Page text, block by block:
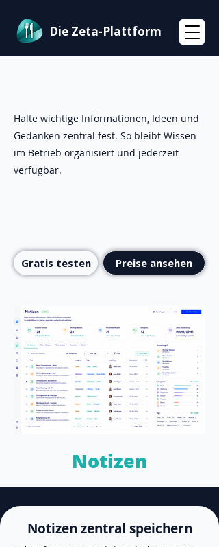
Die Zeta-Plattform
Halte wichtige Informationen, Ideen und
Gedanken zentral fest. So bleibt Wissen
im Betrieb organisiert und jederzeit
verfügbar.
Gratis testen Preise ansehen
Notizen
Notizen zentral speichern